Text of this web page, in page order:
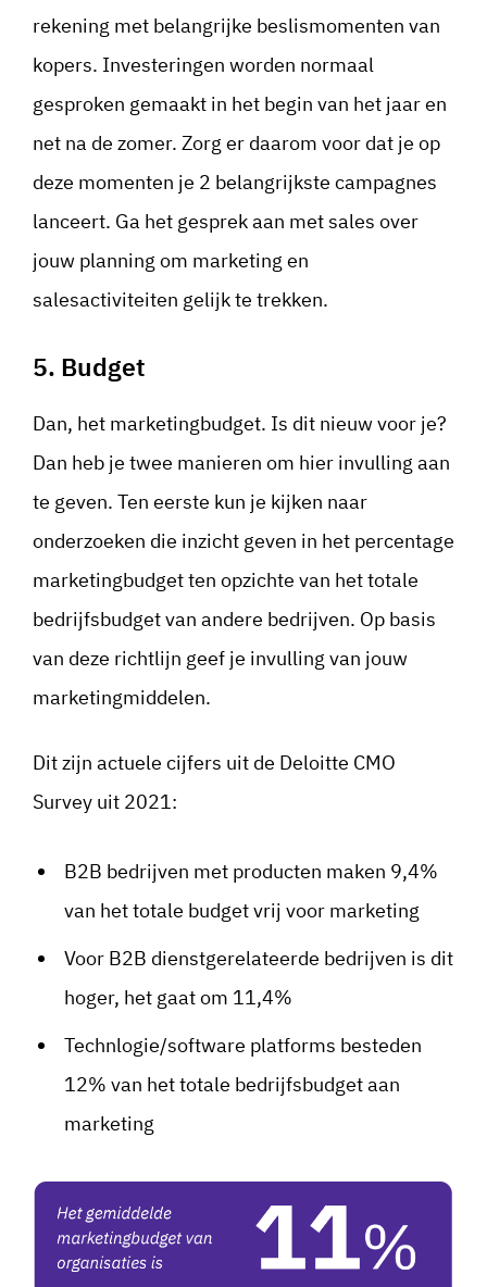
rekening met belangrijke beslismomenten van
kopers. Investeringen worden normaal
gesproken gemaakt in het begin van het jaar en
net na de zomer. Zorg er daarom voor dat je op
deze momenten je 2 belangrijkste campagnes
lanceert. Ga het gesprek aan met sales over
jouw planning om marketing en
salesactiviteiten gelijk te trekken.
5. Budget
Dan, het marketingbudget. Is dit nieuw voor je?
Dan heb je twee manieren om hier invulling aan
te geven. Ten eerste kun je kijken naar
onderzoeken die inzicht geven in het percentage
marketingbudget ten opzichte van het totale
bedrijfsbudget van andere bedrijven. Op basis
van deze richtlijn geef je invulling van jouw
marketingmiddelen.
Dit zijn actuele cijfers uit de Deloitte CMO
Survey uit 2021:
B2B bedrijven met producten maken 9,4%
van het totale budget vrij voor marketing
Voor B2B dienstgerelateerde bedrijven is dit
hoger, het gaat om 11,4%
Technlogie/software platforms besteden
12% van het totale bedrijfsbudget aan
marketing